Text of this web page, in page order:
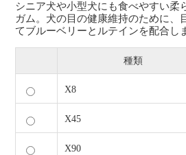
シニア犬や小型犬にも食べやすい柔
ガム。犬の目の健康維持のために、
てブルーベリーとルテインを配合し
種類
X8
X45
X90